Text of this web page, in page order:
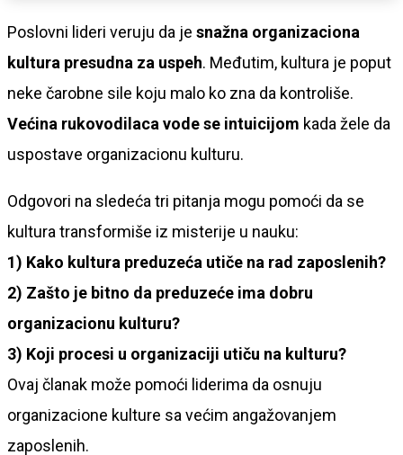
Poslovni lideri veruju da je snažna organizaciona
kultura presudna za uspeh. Međutim, kultura je poput
neke čarobne sile koju malo ko zna da kontroliše.
Većina rukovodilaca vode se intuicijom kada žele da
uspostave organizacionu kulturu.
Odgovori na sledeća tri pitanja mogu pomoći da se
kultura transformiše iz misterije u nauku:
1) Kako kultura preduzeća utiče na rad zaposlenih?
2) Zašto je bitno da preduzeće ima dobru
organizacionu kulturu?
3) Koji procesi u organizaciji utiču na kulturu?
Ovaj članak može pomoći liderima da osnuju
organizacione kulture sa većim angažovanjem
zaposlenih.